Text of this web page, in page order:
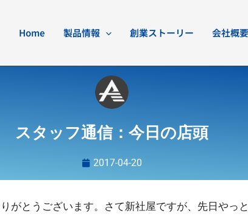
Home 製品情報 創業ストーリー 会社概要
スタッフ通信：今日の店頭
2017-04-20
がとうございます。さて新社屋ですが、先日やっ